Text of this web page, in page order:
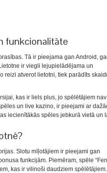
funkcionalitāte
Tā ir pieejama gan Android,
ir viegli lejupielādējama un
reizi atverot lietotni, tiek parādīts
kas ir liels plus, jo spēlētājiem nav
un live kazino, ir pieejami ar
iecienītākās spēles jebkurā vietā un
Slotu mīļotājiem ir pieejami gan
funkcijām. Piemēram, spēle
kas ir vilinoši daudziem spēlētājiem.